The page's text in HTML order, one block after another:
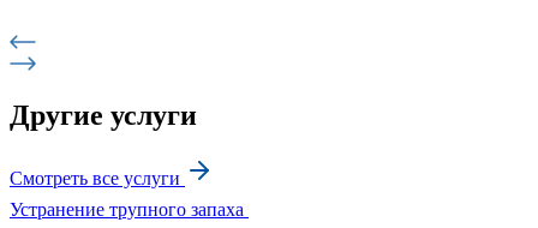
Другие услуги
Смотреть все услуги
Устранение трупного запаха